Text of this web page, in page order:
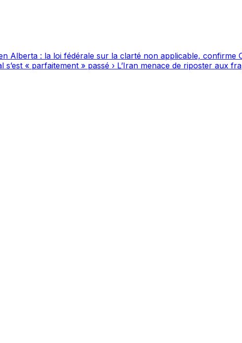
Alberta : la loi fédérale sur la clarté non applicable, confirme
s’est « parfaitement » passé › L’Iran menace de riposter aux